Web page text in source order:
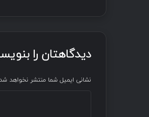
دیدگاهتان را
نشانی ایمیل شما منتشر نخواهد